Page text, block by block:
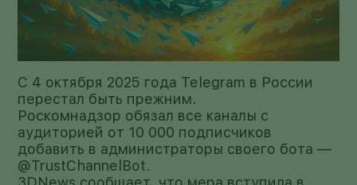
С 4 октября 2025 года Telegram в России
перестал быть прежним.
Роскомнадзор обязал все каналы с
аудиторией от 10 000 подписчиков
добавить в администраторы своего бота —
@TrustChannelBot.